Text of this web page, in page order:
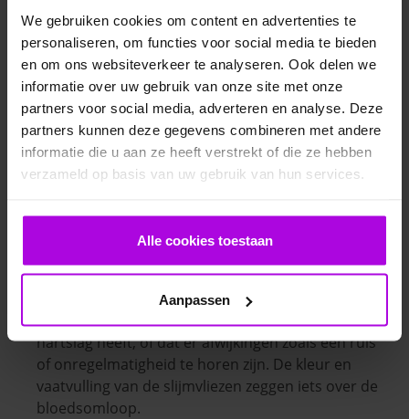
We gebruiken cookies om content en advertenties te
personaliseren, om functies voor social media te bieden
en om ons websiteverkeer te analyseren. Ook delen we
informatie over uw gebruik van onze site met onze
partners voor social media, adverteren en analyse. Deze
partners kunnen deze gegevens combineren met andere
informatie die u aan ze heeft verstrekt of die ze hebben
verzameld op basis van uw gebruik van hun services.
Alle cookies toestaan
Aanpassen
Controle chip
Met een chipreader wordt hetchipnummer van je
katuitgelezen en gecontroleerd op een juiste
registratie bij de online databank.
Bewegingsapparaat
De dierenarts checkt de ledematen, ruggengraat
en gewrichten van je kat, op afwijkingen en
(verborgen) pijnklachten.
Ademhaling
Met een stethoscoop kan de ademhaling van je kat
gecontroleerd worden.
Hart en bloedvaten
De dierenarts luistert of je kat een normale
hartslag heeft, of dat er afwijkingen zoals een ruis
of onregelmatigheid te horen zijn. De kleur en
vaatvulling van de slijmvliezen zeggen iets over de
bloedsomloop.